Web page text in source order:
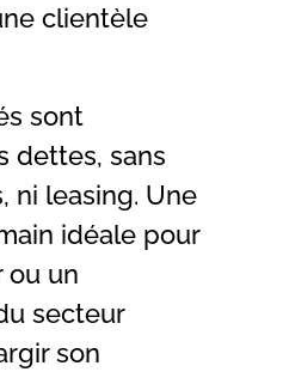
clientèle
sont
dettes, sans
ni leasing. Une
idéale pour
ou un
secteur
son